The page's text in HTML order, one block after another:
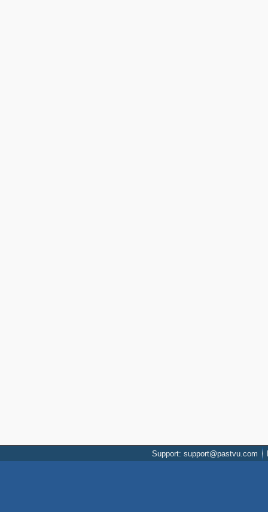
Support: support@pastvu.com